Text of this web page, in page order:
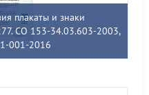
плакаты и знаки
СО 153-34.03.603-2003,
001-2016